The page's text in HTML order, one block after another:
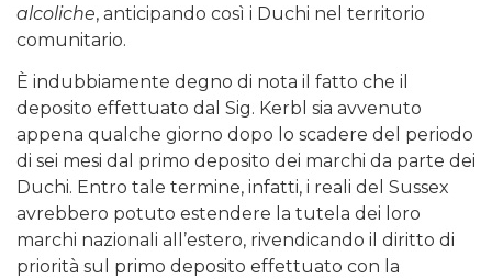
alcoliche, anticipando così i Duchi nel territorio
comunitario.
È indubbiamente degno di nota il fatto che il
deposito effettuato dal Sig. Kerbl sia avvenuto
appena qualche giorno dopo lo scadere del periodo
di sei mesi dal primo deposito dei marchi da parte dei
Duchi. Entro tale termine, infatti, i reali del Sussex
avrebbero potuto estendere la tutela dei loro
marchi nazionali all’estero, rivendicando il diritto di
priorità sul primo deposito effettuato con la